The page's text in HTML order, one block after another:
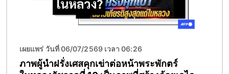
เผยแพร่ วันที่ 06/07/2569 เวลา 06:26
ภาพผู้นำฝรั่งเศสคุกเข่าต่อหน้าพระพักตร์